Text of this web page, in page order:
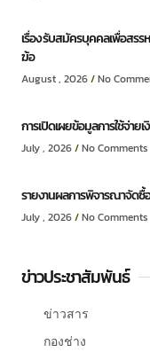
เรื่อง รับสมัครบุคคลเพื่อสรร
ฆ้อ
August , 2026 No
การเปิดเผยข้อมูลการใช้จ่า
July , 2026 No Comments
รายงานผลการพิจารณาจัด
July , 2026 No Comments
ข่าวประชาสัมพันธ์
ข่าวสาร
กองช่าง